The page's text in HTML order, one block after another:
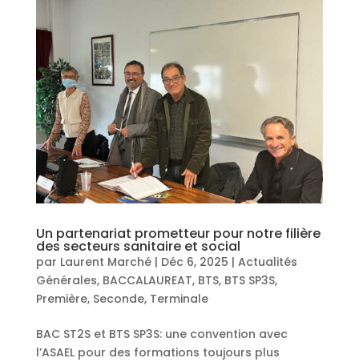
Un partenariat prometteur pour notre filière
des secteurs sanitaire et social
par Laurent Marché| Déc 6, 2025 | Actualités
Générales, BACCALAUREAT, BTS, BTS SP3S,
Première, Seconde, Terminale
BAC ST2S et BTS SP3S: une convention avec
l’ASAEL pour des formations toujours plus